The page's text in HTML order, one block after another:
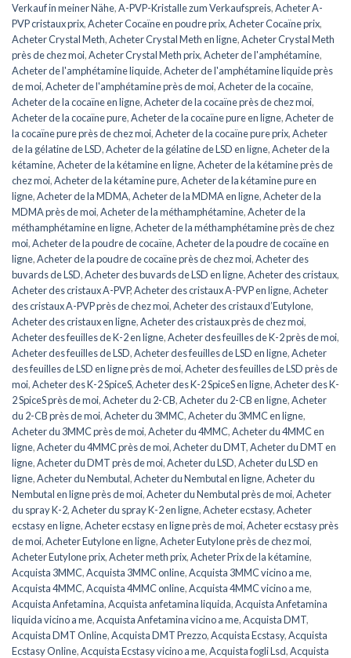
Verkauf in meiner Nähe,A-PVP-Kristalle zum Verkaufspreis,Acheter A-
PVP cristaux prix,Acheter Cocaïne en poudre prix,Acheter Cocaïne prix,
Acheter Crystal Meth,Acheter Crystal Meth en ligne,Acheter Crystal Meth
près de chez moi,Acheter Crystal Meth prix,Acheter de l'amphétamine,
Acheter de l'amphétamine liquide,Acheter de l'amphétamine liquide près
de moi,Acheter de l'amphétamine près de moi,Acheter de la cocaïne,
Acheter de la cocaïne en ligne,Acheter de la cocaïne près de chez moi,
Acheter de la cocaïne pure,Acheter de la cocaïne pure en ligne,Acheter de
la cocaïne pure près de chez moi,Acheter de la cocaïne pure prix,Acheter
de la gélatine de LSD,Acheter de la gélatine de LSD en ligne,Acheter de la
kétamine,Acheter de la kétamine en ligne,Acheter de la kétamine près de
chez moi,Acheter de la kétamine pure,Acheter de la kétamine pure en
ligne,Acheter de la MDMA,Acheter de la MDMA en ligne,Acheter de la
MDMA près de moi,Acheter de la méthamphétamine,Acheter de la
méthamphétamine en ligne,Acheter de la méthamphétamine près de chez
moi,Acheter de la poudre de cocaïne,Acheter de la poudre de cocaïne en
ligne,Acheter de la poudre de cocaïne près de chez moi,Acheter des
buvards de LSD,Acheter des buvards de LSD en ligne,Acheter des cristaux,
Acheter des cristaux A-PVP,Acheter des cristaux A-PVP en ligne,Acheter
des cristaux A-PVP près de chez moi,Acheter des cristaux d’Eutylone,
Acheter des cristaux en ligne,Acheter des cristaux près de chez moi,
Acheter des feuilles de K-2 en ligne,Acheter des feuilles de K-2 près de moi,
Acheter des feuilles de LSD,Acheter des feuilles de LSD en ligne,Acheter
des feuilles de LSD en ligne près de moi,Acheter des feuilles de LSD près de
moi,Acheter des K-2 SpiceS,Acheter des K-2 SpiceS en ligne,Acheter des K-
2 SpiceS près de moi,Acheter du 2-CB,Acheter du 2-CB en ligne,Acheter
du 2-CB près de moi,Acheter du 3MMC,Acheter du 3MMC en ligne,
Acheter du 3MMC près de moi,Acheter du 4MMC,Acheter du 4MMC en
ligne,Acheter du 4MMC près de moi,Acheter du DMT,Acheter du DMT en
ligne,Acheter du DMT près de moi,Acheter du LSD,Acheter du LSD en
ligne,Acheter du Nembutal,Acheter du Nembutal en ligne,Acheter du
Nembutal en ligne près de moi,Acheter du Nembutal près de moi,Acheter
du spray K-2,Acheter du spray K-2 en ligne,Acheter ecstasy,Acheter
ecstasy en ligne,Acheter ecstasy en ligne près de moi,Acheter ecstasy près
de moi,Acheter Eutylone en ligne,Acheter Eutylone près de chez moi,
Acheter Eutylone prix,Acheter meth prix,Acheter Prix de la kétamine,
Acquista 3MMC,Acquista 3MMC online,Acquista 3MMC vicino a me,
Acquista 4MMC,Acquista 4MMC online,Acquista 4MMC vicino a me,
Acquista Anfetamina,Acquista anfetamina liquida,Acquista Anfetamina
liquida vicino a me,Acquista Anfetamina vicino a me,Acquista DMT,
Acquista DMT Online,Acquista DMT Prezzo,Acquista Ecstasy,Acquista
Ecstasy Online,Acquista Ecstasy vicino a me,Acquista fogli Lsd,Acquista